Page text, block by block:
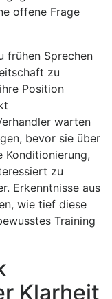
offene Frage
frühen Sprechen
zu
Position
warten
bevor sie über
Konditionierung,
zu
Erkenntnisse aus
wie tief diese
Training
Klarheit